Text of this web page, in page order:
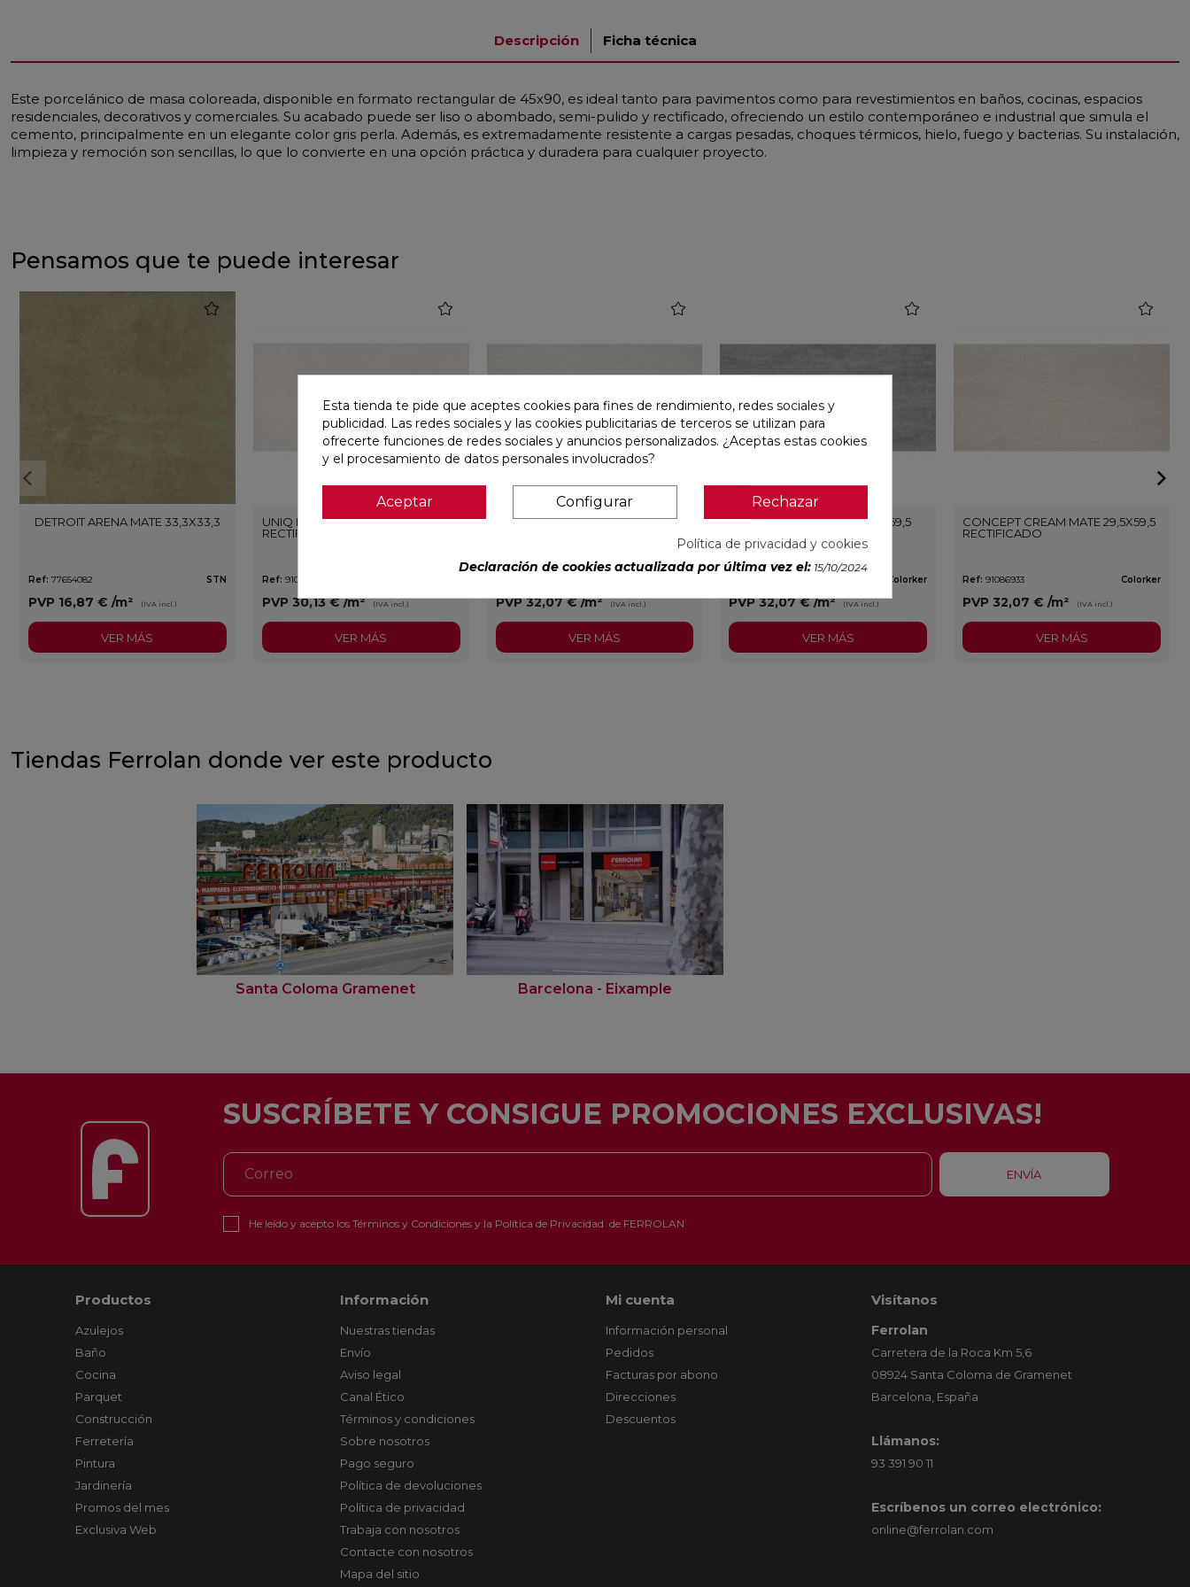
Descripción Ficha técnica
Este porcelánico de masa coloreada, disponible en formato rectangular de 45x90, es ideal tanto para pavimentos como para revestimientos en baños, cocinas, espacios
residenciales, decorativos y comerciales. Su acabado puede ser liso o abombado, semi-pulido y rectificado, ofreciendo un estilo contemporáneo e industrial que simula el
cemento, principalmente en un elegante color gris perla. Además, es extremadamente resistente a cargas pesadas, choques térmicos, hielo, fuego y bacterias. Su instalación,
limpieza y remoción son sencillas, lo que lo convierte en una opción práctica y duradera para cualquier proyecto.
Pensamos que te puede interesar
DETROIT ARENA MATE 33,3X33,3
Ref: 77654082 STN
PVP 16,87 € /m² (IVA incl.)
favorite
VER MÁS
UNIQ MOON MATE 29,5X59,5
RECTIFICADO
Ref: 91080476
PVP 30,13 €/m² (IVA incl.)
favorite
VER MÁS
CONCEPT MOON MATE 29,5X59,5
PVP32,07 €/m² (IVA incl.)
VER MÁS
CONCEPT GREY MATE 29,5X59,5
Colorker
PVP32,07 €/m² (IVA incl.)
VER MÁS
CONCEPT CREAM MATE 29,5X59,5
RECTIFICADO
Ref: 91086933 Colorker
PVP 32,07 €/m² (IVA incl.)
favorite
VER MÁS
Tiendas Ferrolan donde ver este producto
Santa Coloma Gramenet Barcelona - Eixample
SUSCRÍBETE Y CONSIGUE PROMOCIONES EXCLUSIVAS!
He leído y acepto los Términos y Condicionesy la Política de Privacidad de FERROLAN
Productos
Azulejos
Baño
Cocina
Parquet
Construcción
Ferretería
Pintura
Jardinería
Promos del mes
Exclusiva Web
Información
Nuestras tiendas
Envío
Aviso legal
Canal Ético
Términos y condiciones
Sobre nosotros
Pago seguro
Política de devoluciones
Política de privacidad
Trabaja con nosotros
Contacte con nosotros
Mapa del sitio
Mi cuenta
Información personal
Pedidos
Facturas por abono
Direcciones
Descuentos
Visítanos
Ferrolan
Carretera de la Roca Km 5,6
08924 Santa Coloma de Gramenet
Barcelona, España
Llámanos:
93 391 90 11
Escríbenos un correo electrónico:
online@ferrolan.com
Esta tienda te pide que aceptes cookies para fines de rendimiento, redes sociales y
publicidad. Las redes sociales y las cookies publicitarias de terceros se utilizan para
ofrecerte funciones de redes sociales y anuncios personalizados. ¿Aceptas estas cookies
y el procesamiento de datos personales involucrados?
Aceptar Configurar Rechazar
Política de privacidad y cookies
Declaración de cookies actualizada por última vez el: 15/10/2024